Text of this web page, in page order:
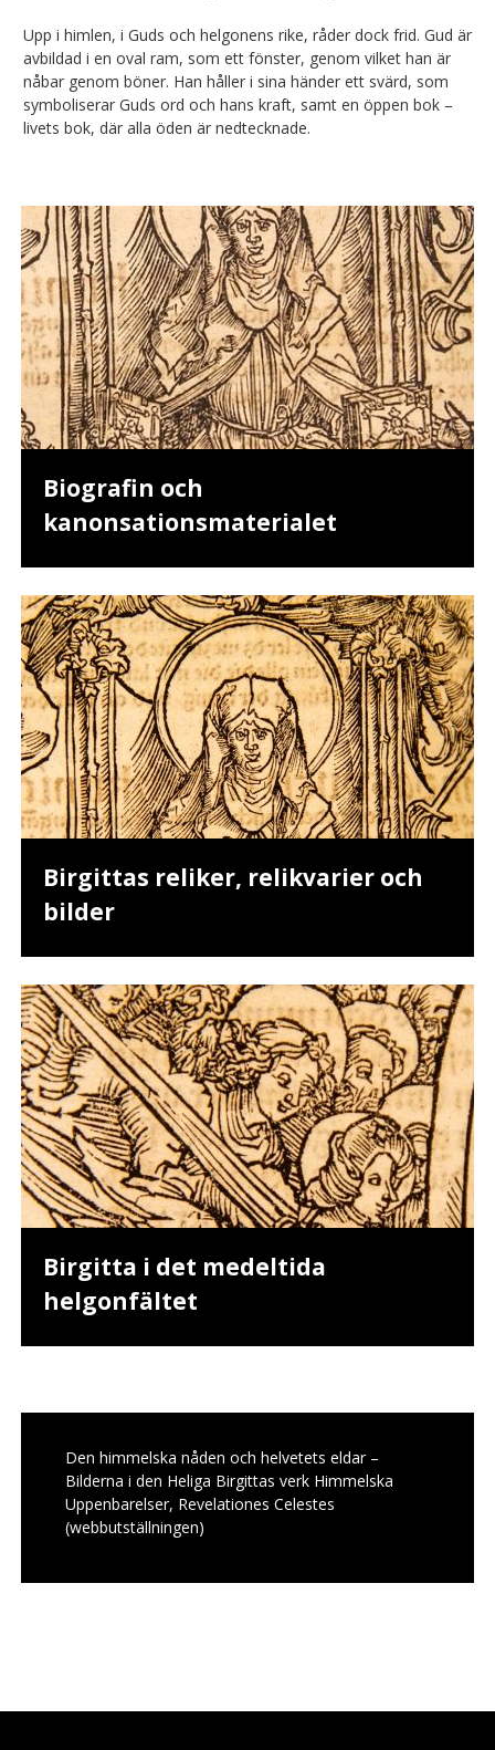
Upp i himlen, i Guds och helgonens rike, råder dock frid. Gud är
avbildad i en oval ram, som ett fönster, genom vilket han är
nåbar genom böner. Han håller i sina händer ett svärd, som
symboliserar Guds ord och hans kraft, samt en öppen bok –
livets bok, där alla öden är nedtecknade.
Biografin och
kanonsationsmaterialet
Birgittas reliker, relikvarier och
bilder
Birgitta i det medeltida
helgonfältet
Den himmelska nåden och helvetets eldar –
Bilderna i den Heliga Birgittas verk Himmelska
Uppenbarelser, Revelationes Celestes
(webbutställningen)